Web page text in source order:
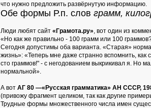
что нужно предложить развёрнутую информацию.
Обе формы Р.п. слов грамм,
Люди любят сайт «Грамота.ру», вот один из
«Но как же правильно - 100 грамм или 100
Сегодня допустимы оба варианта. «Старая»
жизнь»: «Теперь мне даже странно вспомнить,
сто граммов!" - с негодованием выкрикивал я. Но
нормальной».
А вот АГ 80 —«Русская грамматика» АН СССР,
(привожу фрагмент целиком, так как другие
Трудные формы множественного числа имен